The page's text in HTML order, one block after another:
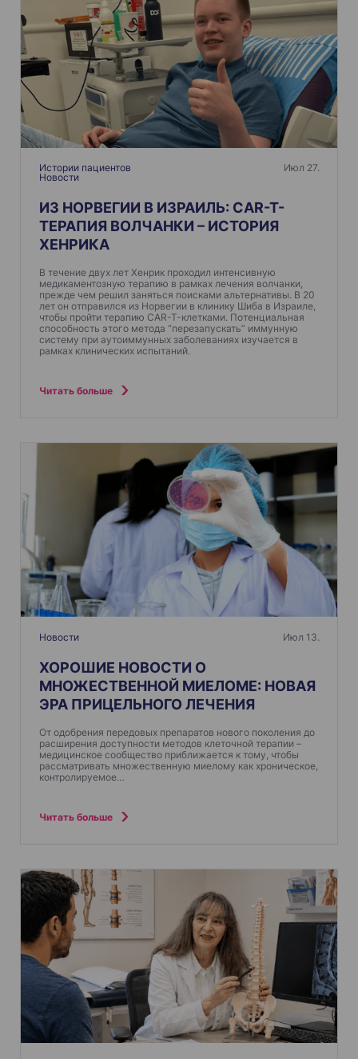
ц
и
я
п
о
з
а
Истории пациентов
Новости
Июл 27.
ИЗ НОРВЕГИИ В ИЗРАИЛЬ: CAR-T-
ТЕРАПИЯ ВОЛЧАНКИ – ИСТОРИЯ
ХЕНРИКА
В течение двух лет Хенрик проходил интенсивную
медикаментозную терапию в рамках лечения волчанки,
прежде чем решил заняться поисками альтернативы. В 20
лет он отправился из Норвегии в клинику Шиба в Израиле,
чтобы пройти терапию CAR-T-клетками. Потенциальная
способность этого метода “перезапускать” иммунную
систему при аутоиммунных заболеваниях изучается в
рамках клинических испытаний.
Читать больше
Новости Июл 13.
ХОРОШИЕ НОВОСТИ О
МНОЖЕСТВЕННОЙ МИЕЛОМЕ: НОВАЯ
ЭРА ПРИЦЕЛЬНОГО ЛЕЧЕНИЯ
От одобрения передовых препаратов нового поколения до
расширения доступности методов клеточной терапии –
медицинское сообщество приближается к тому, чтобы
рассматривать множественную миелому как хроническое,
контролируемое…
Читать больше